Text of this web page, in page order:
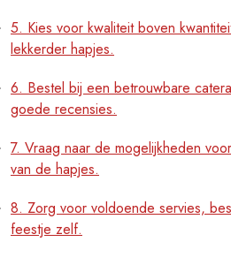
5. Kies voor kwaliteit boven
lekkerder hapjes.
6. Bestel bij een betrouwbare
goede recensies.
7. Vraag naar de mogelijkheden
van de hapjes.
8. Zorg voor voldoende servies,
feestje zelf.